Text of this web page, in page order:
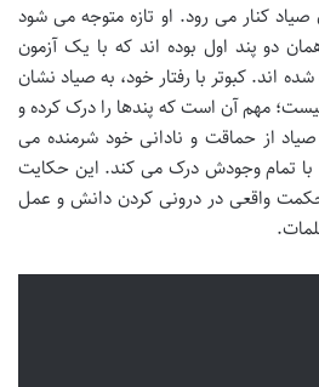
کنار می رود. او تازه متوجه می شود
دو پند اول بوده اند که با یک آزمون
اند. کبوتر با رفتار خود، به صیاد نشان
مهم آن است که پندها را درک کرده و
از حماقت و نادانی خود شرمنده می
با تمام وجودش درک می کند. این حکایت
واقعی در درونی کردن دانش و عمل